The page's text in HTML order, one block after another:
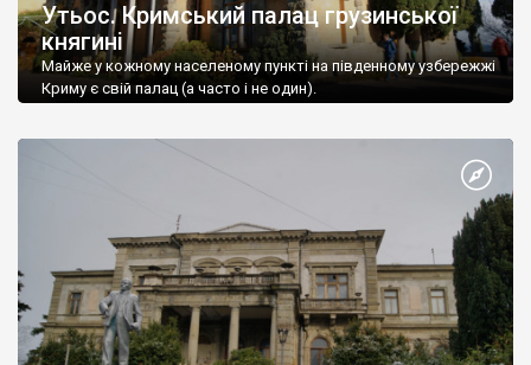
Утьос. Кримський палац грузинської
княгині
Майже у кожному населеному пункті на південному узбережжі
Криму є свій палац (а часто і не один).